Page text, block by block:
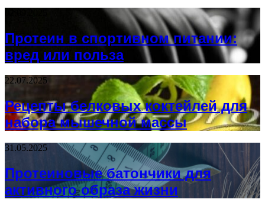
Протеин в спортивном питании:
вред или польза
22.07.2025
Рецепты белковых коктейлей для
набора мышечной массы
31.05.2025
Протеиновые батончики для
активного образа жизни